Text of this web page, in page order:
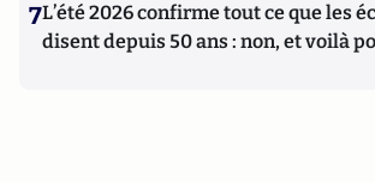
7L’été 2026 confirme tout ce que les
disent depuis 50 ans : non, et voilà